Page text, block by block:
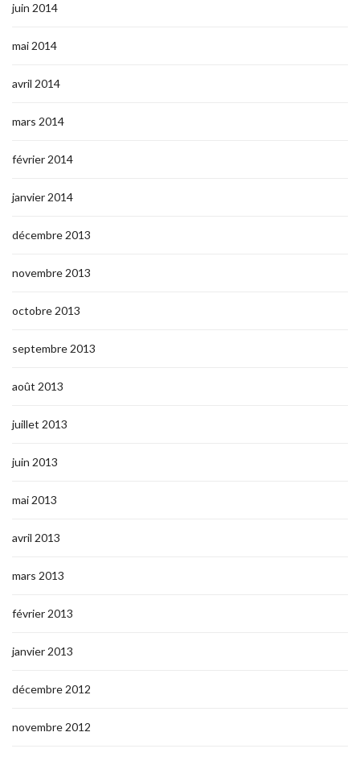
juin 2014
mai 2014
avril 2014
mars 2014
février 2014
janvier 2014
décembre 2013
novembre 2013
octobre 2013
septembre 2013
août 2013
juillet 2013
juin 2013
mai 2013
avril 2013
mars 2013
février 2013
janvier 2013
décembre 2012
novembre 2012